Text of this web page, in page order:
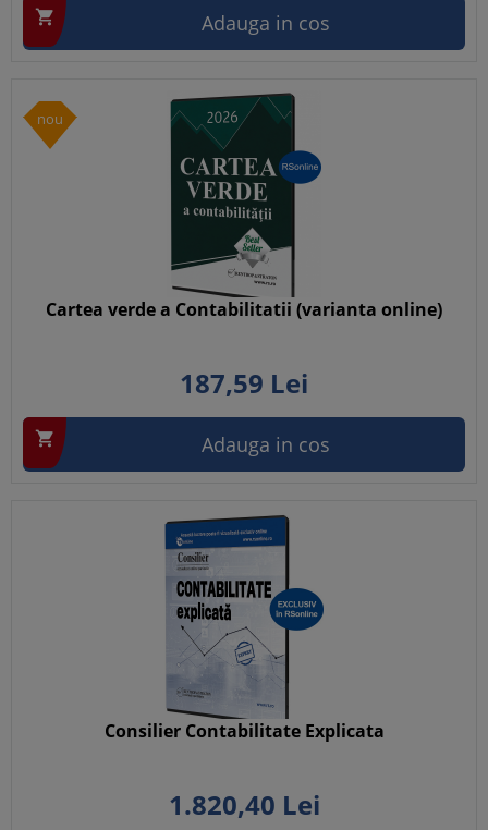
 Adauga in cos
nou
Cartea verde a Contabilitatii (varianta online)
187,59 Lei
 Adauga in cos
Consilier Contabilitate Explicata
1.820,40 Lei